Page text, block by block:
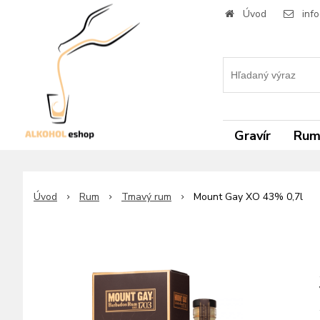
Úvod
Gravír Rum
Úvod Rum Tmavý rum Mount Gay XO 43% 0,7l